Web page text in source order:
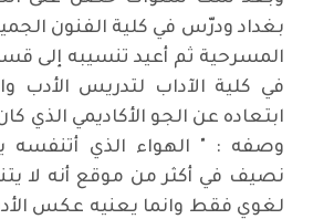
بغداد ودرّس في كلية الفنون
المسرحية ثم أعيد تنسيبه إلى
في كلية الآداب لتدريس الأدب
ابتعاده عن الجو الأكاديمي الذي
وصفه : " الهواء الذي أتنفسه
نصيف في أكثر من موقع أنه لا
لغوي فقط وانما يعنيه عكس